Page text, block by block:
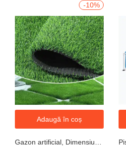
-10%
Adaugă în coș
Gazon artificial, Dimensiune 2mx5m, Grosime 10mm